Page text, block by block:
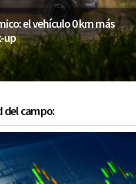
el vehículo 0 km más
up
del campo: